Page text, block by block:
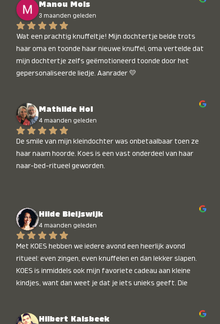
Manou Mols
3 maanden geleden
Wat een prachtig knuffeltje! Mijn dochtertje belde trots
haar oma en toonde haar nieuwe knuffel, oma vertelde dat
mijn dochtertje zelfs geëmotioneerd toonde door het
gepersonaliseerde liedje. Aanrader 💛
Mathilde Hol
4 maanden geleden
De smile van mijn kleindochter was onbetaalbaar toen ze
haar naam hoorde. Koes is een vast onderdeel van haar
naar-bed-ritueel geworden.
Hilde Bleijswijk
4 maanden geleden
Met KOES hebben we iedere avond een heerlijk avond
ritueel: even zingen, even knuffelen en dan lekker slapen.
KOES is inmiddels ook mijn favoriete cadeau aan kleine
kindjes, want dan weet je dat je iets unieks geeft. Die
Hilbert Kalsbeek